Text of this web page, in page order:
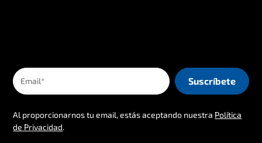
Al proporcionarnos tu email, estás aceptando nuestra Política
de Privacidad.